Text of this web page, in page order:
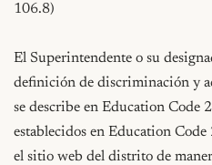
106.8)
El Superintendente o su
definición de discriminación y
se describe en Education Code
establecidos en Education
el sitio web del distrito de